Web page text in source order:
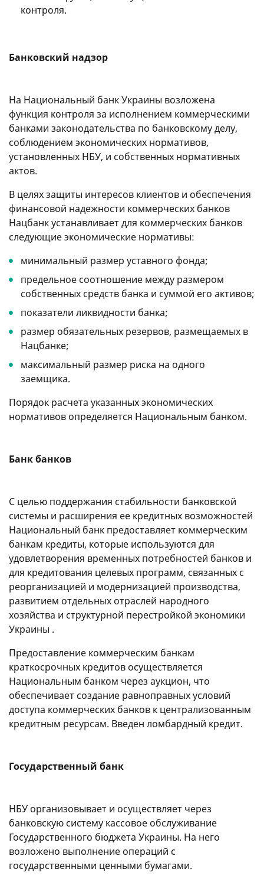
контроля.
Банковский надзор
На Национальный банк Украины возложена
функция контроля за исполнением коммерческими
банками законодательства по банковскому делу,
соблюдением экономических нормативов,
установленных НБУ, и собственных нормативных
актов.
В целях защиты интересов клиентов и обеспечения
финансовой надежности коммерческих банков
Нацбанк устанавливает для коммерческих банков
следующие экономические нормативы:
минимальный размер уставного фонда;
предельное соотношение между размером
собственных средств банка и суммой его активов;
показатели ликвидности банка;
размер обязательных резервов, размещаемых в
Нацбанке;
максимальный размер риска на одного
заемщика.
Порядок расчета указанных экономических
нормативов определяется Национальным банком.
Банк банков
С целью поддержания стабильности банковской
системы и расширения ее кредитных возможностей
Национальный банк предоставляет коммерческим
банкам кредиты, которые используются для
удовлетворения временных потребностей банков и
для кредитования целевых программ, связанных с
реорганизацией и модернизацией производства,
развитием отдельных отраслей народного
хозяйства и структурной перестройкой экономики
Украины .
Предоставление коммерческим банкам
краткосрочных кредитов осуществляется
Национальным банком через аукцион, что
обеспечивает создание равноправных условий
доступа коммерческих банков к централизованным
кредитным ресурсам. Введен ломбардный кредит.
Государственный банк
НБУ организовывает и осуществляет через
банковскую систему кассовое обслуживание
Государственного бюджета Украины. На него
возложено выполнение операций с
государственными ценными бумагами.